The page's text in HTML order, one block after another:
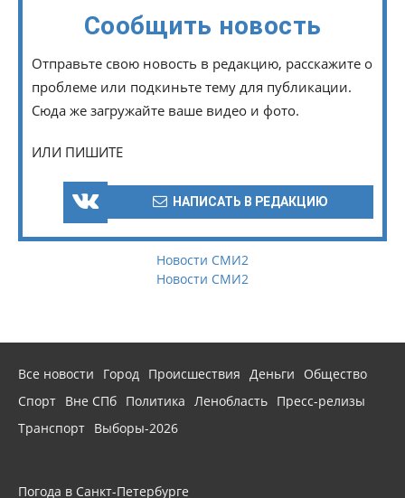
Сообщить новость
Отправьте свою новость в редакцию, расскажите о
проблеме или подкиньте тему для публикации.
Сюда же загружайте ваше видео и фото.
ИЛИ ПИШИТЕ
НАПИСАТЬ В РЕДАКЦИЮ
Новости СМИ2
Новости СМИ2
Все новости Город Происшествия Деньги
Общество
Спорт Вне СПб Политика Ленобласть Пресс-релизы
Транспорт Выборы-2026
Погода в Санкт-Петербурге